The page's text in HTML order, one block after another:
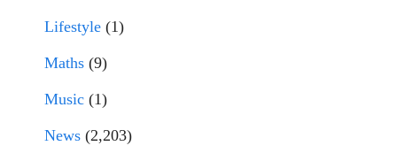
Lifestyle (1)
Maths (9)
Music (1)
News (2,203)